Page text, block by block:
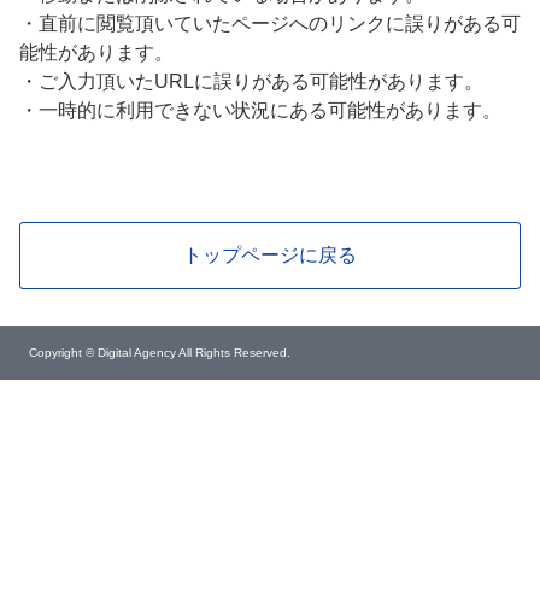
・ 直前に閲覧頂いていたページへのリンクに誤りがある可
能性があります。
・ ご入力頂いたURLに誤りがある可能性があります。
・ 一時的に利用できない状況にある可能性があります。
トップページに戻る
Copyright © Digital Agency All Rights Reserved.